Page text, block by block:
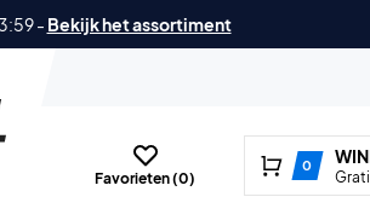
- Bekijk het assortiment
Favorieten (0)
0